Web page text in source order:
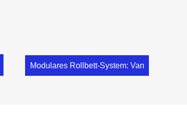
Modulares Rollbett-System: Van